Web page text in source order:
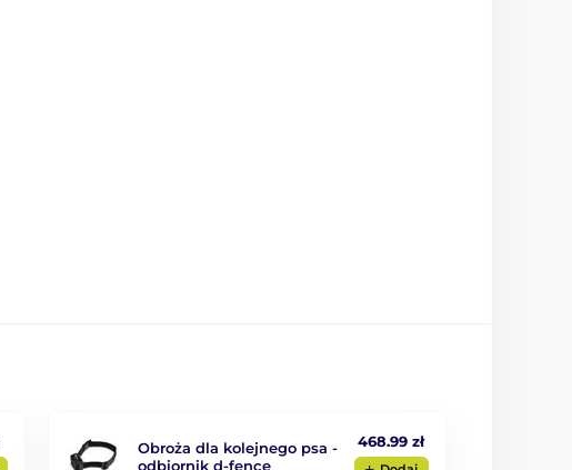
Obroża dla kolejnego psa -
odbiornik d-fence
468.99 zł